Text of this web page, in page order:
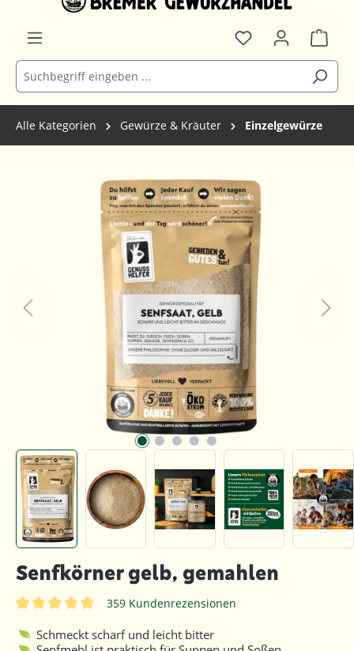
Alle Kategorien Gewürze & Kräuter Einzelgewürze
Senfkörner gelb, gemahlen
359 Kundenrezensionen
Schmeckt scharf und leicht bitter